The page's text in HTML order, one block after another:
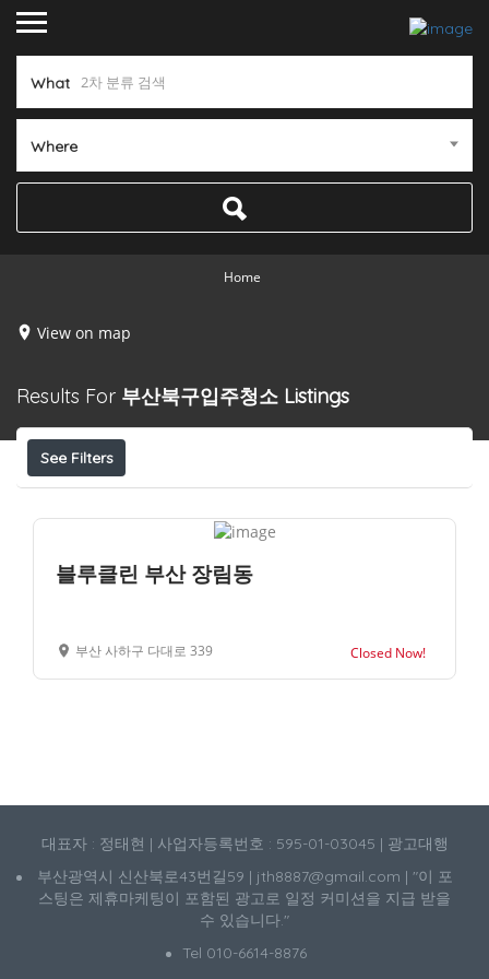
What
Where
Home
View on map
Results For 부산북구입주청소 Listings
See Filters
블루클린 부산 장림동
부산 사하구 다대로 339 Closed Now!
대표자 : 정태현 | 사업자등록번호 : 595-01-03045 | 광고대행
부산광역시 신산북로43번길59 | jth8887@gmail.com | "이 포
스팅은 제휴마케팅이 포함된 광고로 일정 커미션을 지급 받을
수 있습니다."
Tel 010-6614-8876